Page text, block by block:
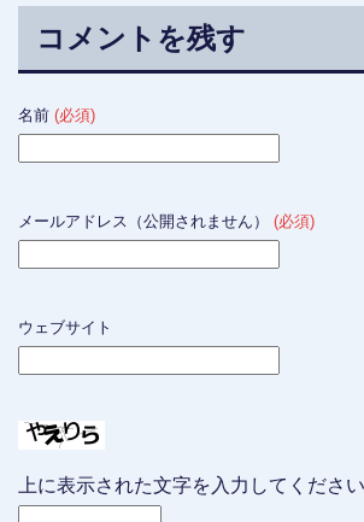
コメントを残す
名前 (必須)
メールアドレス（公開されません） (必須)
ウェブサイト
上に表示された文字を入力してください